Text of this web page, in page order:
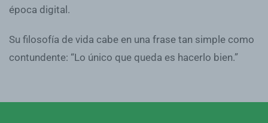
época digital.
Su filosofía de vida cabe en una frase tan simple como
contundente: “Lo único que queda es hacerlo bien.”